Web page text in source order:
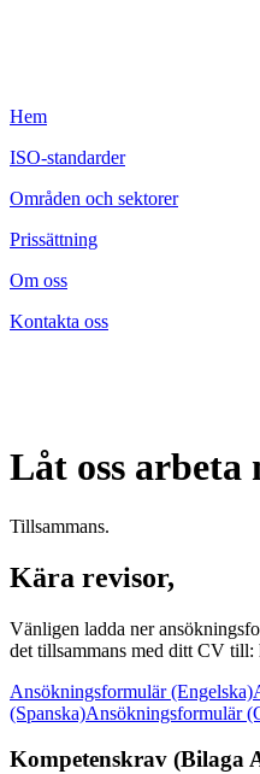
Hem
ISO-standarder
Områden och sektorer
Prissättning
Om oss
Kontakta oss
Låt oss arbeta
Tillsammans.
Kära revisor,
Vänligen ladda ner
det tillsammans med ditt CV till:
Ansökningsformulär (Engelska)
(Spanska)Ansökningsformulär
Kompetenskrav (Bilaga